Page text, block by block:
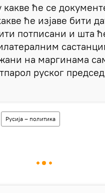
ће се
ће изјаве бити
потписани и шта
на маргинама
руског
Русија – политика